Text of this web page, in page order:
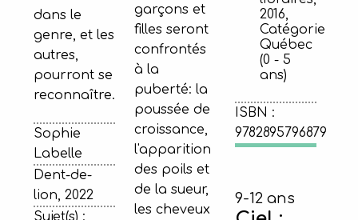
dans le
genre, et les
autres,
pourront se
reconnaître.
Sophie
Labelle
Dent-de-
lion, 2022
Sujet(s) :
garçons et
filles seront
confrontés
à la
puberté: la
poussée de
croissance,
l'apparition
des poils et
de la sueur,
les cheveux
2016,
Catégorie
Québec
(0 - 5
ans)
ISBN :
9782895796879
9-12 ans